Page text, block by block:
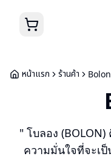
หน้าแรก ร้านค้า Bolon
" โบลอง
ความมั่นใจที่จะเ